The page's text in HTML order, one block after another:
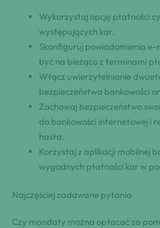
Wykorzystaj opcję płatności
występujących kar.
Skonfiguruj powiadomienia e-
być na bieżąco z terminami
Włącz uwierzytelnianie
bezpieczeństwa bankowości
Zachowaj bezpieczeństwo
do bankowości internetowej i
hasła.
Korzystaj z aplikacji mobilnej
wygodnych płatności kar w
Najczęściej zadawane pytania
Czy mandaty można opłacać za